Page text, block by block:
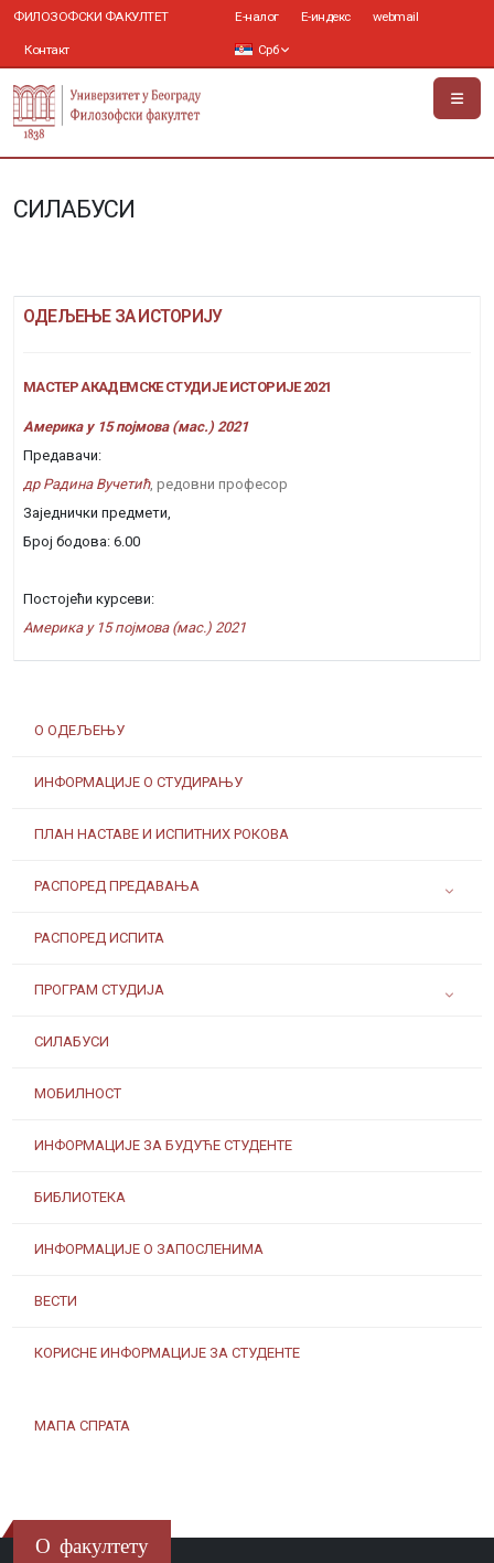
ФИЛОЗОФСКИ ФАКУЛТЕТ
Контакт
Е-налог Е-индекс webmail
Срб
СИЛАБУСИ
О ОДЕЉЕЊУ
ИНФОРМАЦИЈЕ О СТУДИРАЊУ
ПЛАН НАСТАВЕ И ИСПИТНИХ РОКОВА
РАСПОРЕД ПРЕДАВАЊА
РАСПОРЕД ИСПИТА
ПРОГРАМ СТУДИЈА
СИЛАБУСИ
МОБИЛНОСТ
ИНФОРМАЦИЈЕ ЗА БУДУЋЕ СТУДЕНТЕ
БИБЛИОТЕКА
ИНФОРМАЦИЈЕ О ЗАПОСЛЕНИМА
ВЕСТИ
КОРИСНЕ ИНФОРМАЦИЈЕ ЗА СТУДЕНТЕ
МАПА СПРАТА
ОДЕЉЕЊЕ ЗА ИСТОРИЈУ
МАСТЕР АКАДЕМСКЕ СТУДИЈЕ ИСТОРИЈЕ 2021
Америка у 15 појмова (мас.) 2021
Предавачи:
др Радина Вучетић, редовни професор
Заједнички предмети,
Број бодова: 6.00
Постојећи курсеви:
Америка у 15 појмова (мас.) 2021
О факултету